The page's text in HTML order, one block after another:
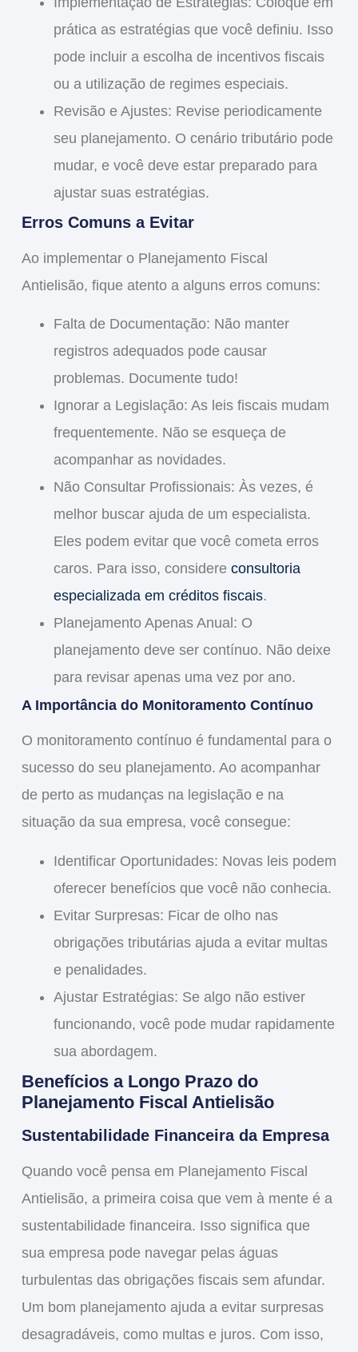
prática as estratégias que você definiu. Isso
pode incluir a escolha de incentivos fiscais
ou a utilização de regimes especiais.
Revisão e Ajustes: Revise periodicamente
seu planejamento. O cenário tributário pode
mudar, e você deve estar preparado para
ajustar suas estratégias.
Erros Comuns a Evitar
Ao implementar o Planejamento Fiscal
Antielisão, fique atento a alguns erros comuns:
Falta de Documentação: Não manter
registros adequados pode causar
problemas. Documente tudo!
Ignorar a Legislação: As leis fiscais mudam
frequentemente. Não se esqueça de
acompanhar as novidades.
Não Consultar Profissionais: Às vezes, é
melhor buscar ajuda de um especialista.
Eles podem evitar que você cometa erros
caros. Para isso, considere consultoria
especializada em créditos fiscais.
Planejamento Apenas Anual : O
planejamento deve ser contínuo. Não deixe
para revisar apenas uma vez por ano.
A Importância do Monitoramento Contínuo
O monitoramento contínuoé fundamental para o
sucesso do seu planejamento. Ao acompanhar
de perto as mudanças na legislação e na
situação da sua empresa, você consegue:
Identificar Oportunidades: Novas leis podem
oferecer benefícios que você não conhecia.
Evitar Surpresas: Ficar de olho nas
obrigações tributárias ajuda a evitar multas
e penalidades.
Ajustar Estratégias: Se algo não estiver
funcionando, você pode mudar rapidamente
sua abordagem.
Benefícios a Longo Prazo do
Planejamento Fiscal Antielisão
Sustentabilidade Financeira da Empresa
Quando você pensa em Planejamento Fiscal
Antielisão, a primeira coisa que vem à mente é a
sustentabilidade financeira. Isso significa que
sua empresa pode navegar pelas águas
turbulentas das obrigações fiscais sem afundar.
Um bom planejamento ajuda a evitar surpresas
desagradáveis, como multas e juros. Com isso,